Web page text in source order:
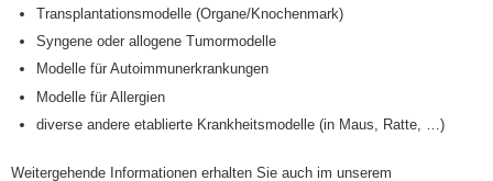
Transplantationsmodelle (Organe/Knochenmark)
Syngene oder allogene Tumormodelle
Modelle für Autoimmunerkrankungen
Modelle für Allergien
diverse andere etablierte Krankheitsmodelle (in Maus, Ratte, …)
Weitergehende Informationen erhalten Sie auch im unserem